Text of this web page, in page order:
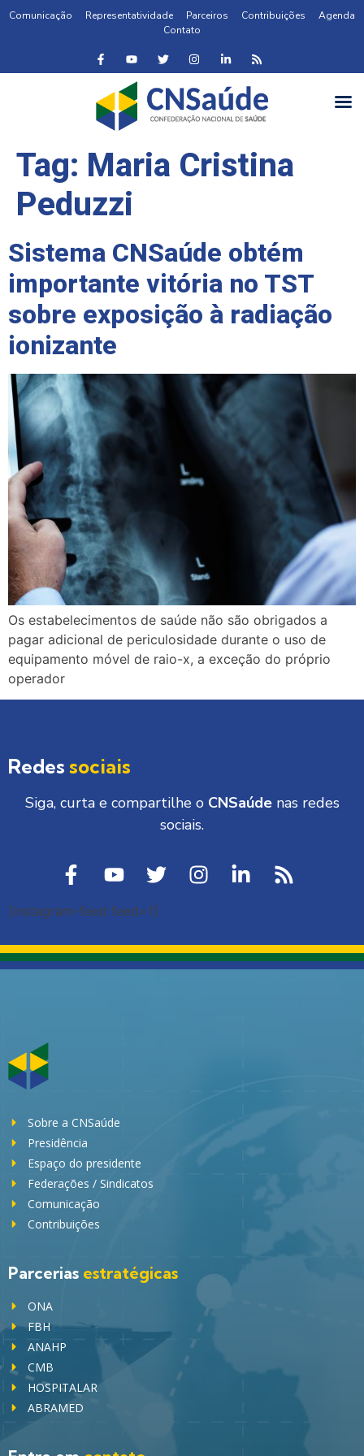
Comunicação Representatividade Parceiros Contribuições
Agenda
Contato
Tag: Maria Cristina
Peduzzi
Sistema CNSaúde obtém
importante vitória no TST
sobre exposição à radiação
ionizante
Os estabelecimentos de saúde não são obrigados a
pagar adicional de periculosidade durante o uso de
equipamento móvel de raio-x, a exceção do próprio
operador
Redes sociais
Siga, curta e compartilhe o CNSaúdenas redes
sociais.
[instagram-feed feed=1]
Sobre a CNSaúde
Presidência
Espaço do presidente
Federações / Sindicatos
Comunicação
Contribuições
Parcerias estratégicas
ONA
FBH
ANAHP
CMB
HOSPITALAR
ABRAMED